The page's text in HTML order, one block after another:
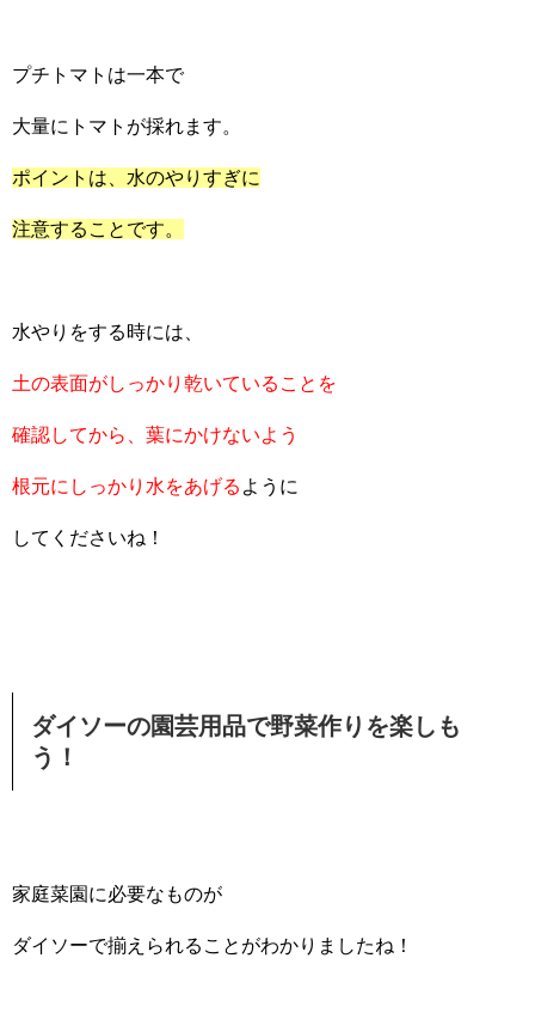
プチトマトは一本で
大量にトマトが採れます。
ポイントは、水のやりすぎに
注意することです。
水やりをする時には、
土の表面がしっかり乾いていることを
確認してから、葉にかけないよう
根元にしっかり水をあげる ように
してくださいね！
ダイソーの園芸用品で野菜作りを楽しも
う！
家庭菜園に必要なものが
ダイソーで揃えられることがわかりましたね！